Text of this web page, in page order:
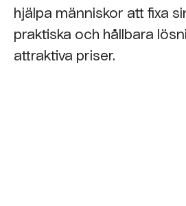
hjälpa människor att fixa
praktiska och hållbara
attraktiva priser.